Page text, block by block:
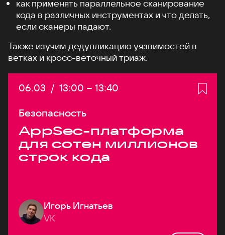
как применять параллельное сканирование
кода в различных инструментах и что делать,
если сканеры падают.
Также изучим дедупликацию уязвимостей в
ветках и кросс-веточный триаж.
Дата:
06.03 / Начало:
13:00 – Конец:
13:40
Безопасность
AppSec-платформа
для сотен миллионов
строк кода
Игорь Игнатьев
VK